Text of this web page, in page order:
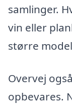
samlinger.
vin eller
større
Overvej
opbevares.